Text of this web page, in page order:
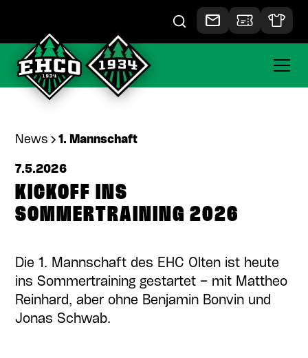
News 1. Mannschaft
7.5.2026
KICKOFF INS
SOMMERTRAINING 2026
Die 1. Mannschaft des EHC Olten ist heute
ins Sommertraining gestartet – mit Mattheo
Reinhard, aber ohne Benjamin Bonvin und
Jonas Schwab.